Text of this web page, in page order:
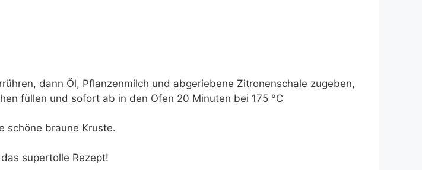
dann Öl, Pflanzenmilch und abgeriebene Zitronenschale zugeben,
füllen und sofort ab in den Ofen 20 Minuten bei 175 °C
schöne braune Kruste.
supertolle Rezept!